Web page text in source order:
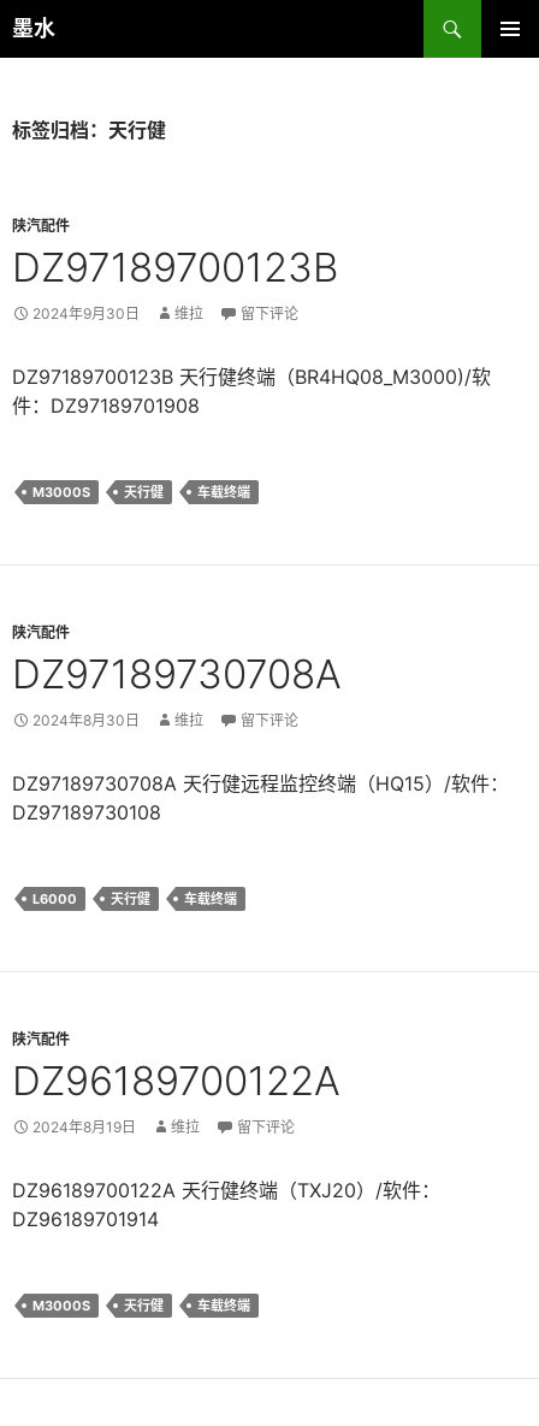
跳
至
墨水
搜
索
标签归档：天行健
陕汽配件
DZ97189700123B
2024年9月30日 维拉 留下评论
DZ97189700123B 天行健终端（BR4HQ08_M3000)/软
件：DZ97189701908
M3000S 天行健 车载终端
陕汽配件
DZ97189730708A
2024年8月30日 维拉 留下评论
DZ97189730708A 天行健远程监控终端（HQ15）/软件：
DZ97189730108
L6000 天行健 车载终端
陕汽配件
DZ96189700122A
2024年8月19日 维拉 留下评论
DZ96189700122A 天行健终端（TXJ20）/软件：
DZ96189701914
M3000S 天行健 车载终端